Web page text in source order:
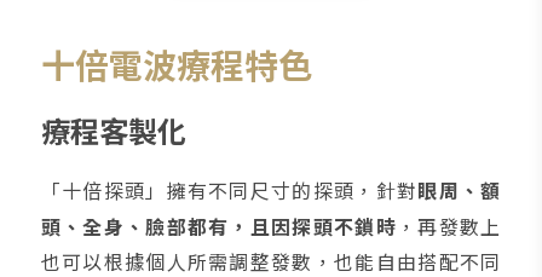
十倍電波療程特色
療程客製化
「十倍探頭」擁有不同尺寸的探頭，針對眼周、額
頭、全身、臉部都有，且因探頭不鎖時 ，再發數上
也可以根據個人所需調整發數，也能自由搭配不同